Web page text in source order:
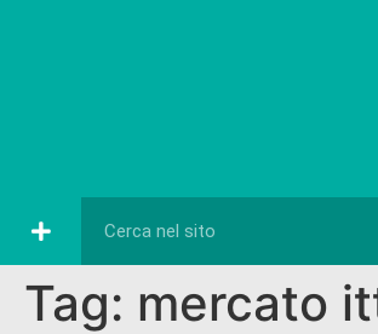
Tag: mercato